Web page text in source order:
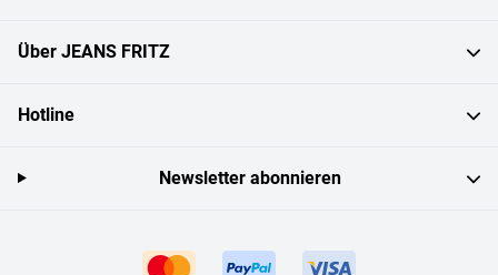
Über JEANS FRITZ
Hotline
Newsletter abonnieren